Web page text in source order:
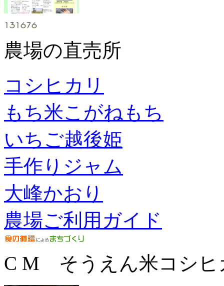
農場の直売所
コシヒカリ
もち米こがねもち
いちご越後姫
手作りジャム
大峰かおり
農場ご利用ガイド
C M そうえん米コシヒ